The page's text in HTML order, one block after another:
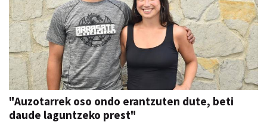
"Auzotarrek oso ondo erantzuten dute, beti
daude laguntzeko prest"